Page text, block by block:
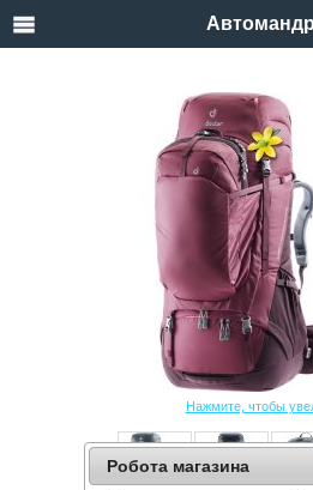
Нажмите, чтобы
Робота магазина